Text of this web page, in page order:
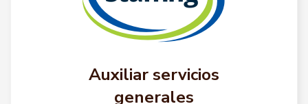
Auxiliar servicios
generales